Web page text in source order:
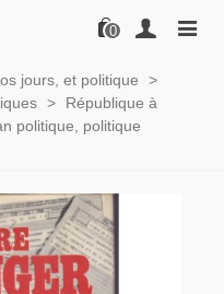
0
jours, et politique
>
>
République à
politique, politique